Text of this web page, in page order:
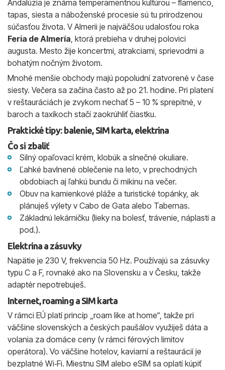
Andalúzia je známa temperamentnou kultúrou – flamenco,
tapas, siesta a náboženské procesie sú tu prirodzenou
súčasťou života. V Almerii je najväčšou udalosťou roka
Feria de Almería, ktorá prebieha v druhej polovici
augusta. Mesto žije koncertmi, atrakciami, sprievodmi a
bohatým nočným životom.
Mnohé menšie obchody majú popoludní zatvorené v čase
siesty. Večera sa začína často až po 21. hodine. Pri platení
v reštauráciách je zvykom nechať 5 – 10 % sprepitné, v
baroch a taxíkoch stačí zaokrúhliť čiastku.
Praktické tipy: balenie, SIM karta, elektrina
Čo si zbaliť
Silný opaľovací krém, klobúk a slnečné okuliare.
Ľahké bavlnené oblečenie na leto, v prechodných
obdobiach aj ľahkú bundu či mikinu na večer.
Obuv na kamienkové pláže a turistické topánky, ak
plánuješ výlety v Cabo de Gata alebo Tabernas.
Základnú lekárničku (lieky na bolesť, trávenie, náplasti a
pod.).
Elektrina a zásuvky
Napätie je 230 V, frekvencia 50 Hz. Používajú sa zásuvky
typu C a F, rovnaké ako na Slovensku a v Česku, takže
adaptér nepotrebuješ.
Internet, roaming a SIM karta
V rámci EÚ platí princíp „roam like at home“, takže pri
väčšine slovenských a českých paušálov využiješ dáta a
volania za domáce ceny (v rámci férových limitov
operátora). Vo väčšine hotelov, kaviarní a reštaurácií je
bezplatné Wi‑Fi. Miestnu SIM alebo eSIM sa oplatí kúpiť